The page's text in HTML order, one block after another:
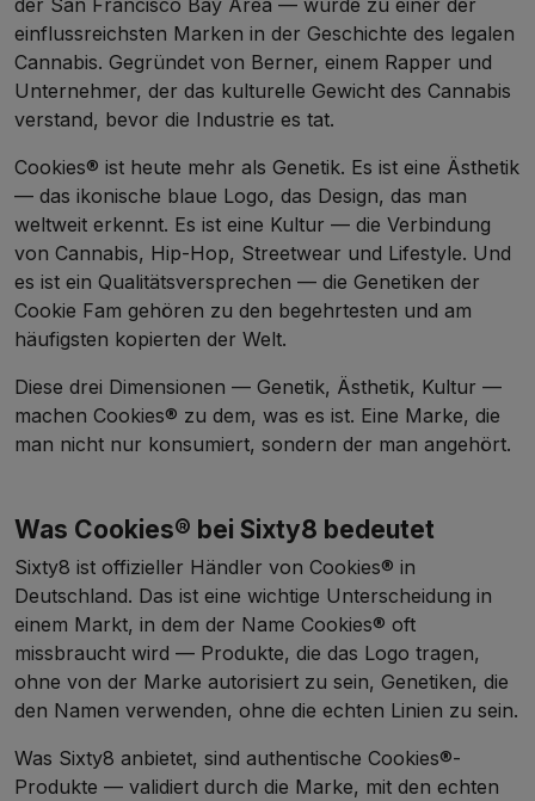
der San Francisco Bay Area — wurde zu einer der
einflussreichsten Marken in der Geschichte des legalen
Cannabis. Gegründet von Berner, einem Rapper und
Unternehmer, der das kulturelle Gewicht des Cannabis
verstand, bevor die Industrie es tat.
Cookies® ist heute mehr als Genetik. Es ist eine Ästhetik
— das ikonische blaue Logo, das Design, das man
weltweit erkennt. Es ist eine Kultur — die Verbindung
von Cannabis, Hip-Hop, Streetwear und Lifestyle. Und
es ist ein Qualitätsversprechen — die Genetiken der
Cookie Fam gehören zu den begehrtesten und am
häufigsten kopierten der Welt.
Diese drei Dimensionen — Genetik, Ästhetik, Kultur —
machen Cookies® zu dem, was es ist. Eine Marke, die
man nicht nur konsumiert, sondern der man angehört.
Was Cookies® bei Sixty8 bedeutet
Sixty8 ist offizieller Händler von Cookies® in
Deutschland. Das ist eine wichtige Unterscheidung in
einem Markt, in dem der Name Cookies® oft
missbraucht wird — Produkte, die das Logo tragen,
ohne von der Marke autorisiert zu sein, Genetiken, die
den Namen verwenden, ohne die echten Linien zu sein.
Was Sixty8 anbietet, sind authentische Cookies®-
Produkte — validiert durch die Marke, mit den echten